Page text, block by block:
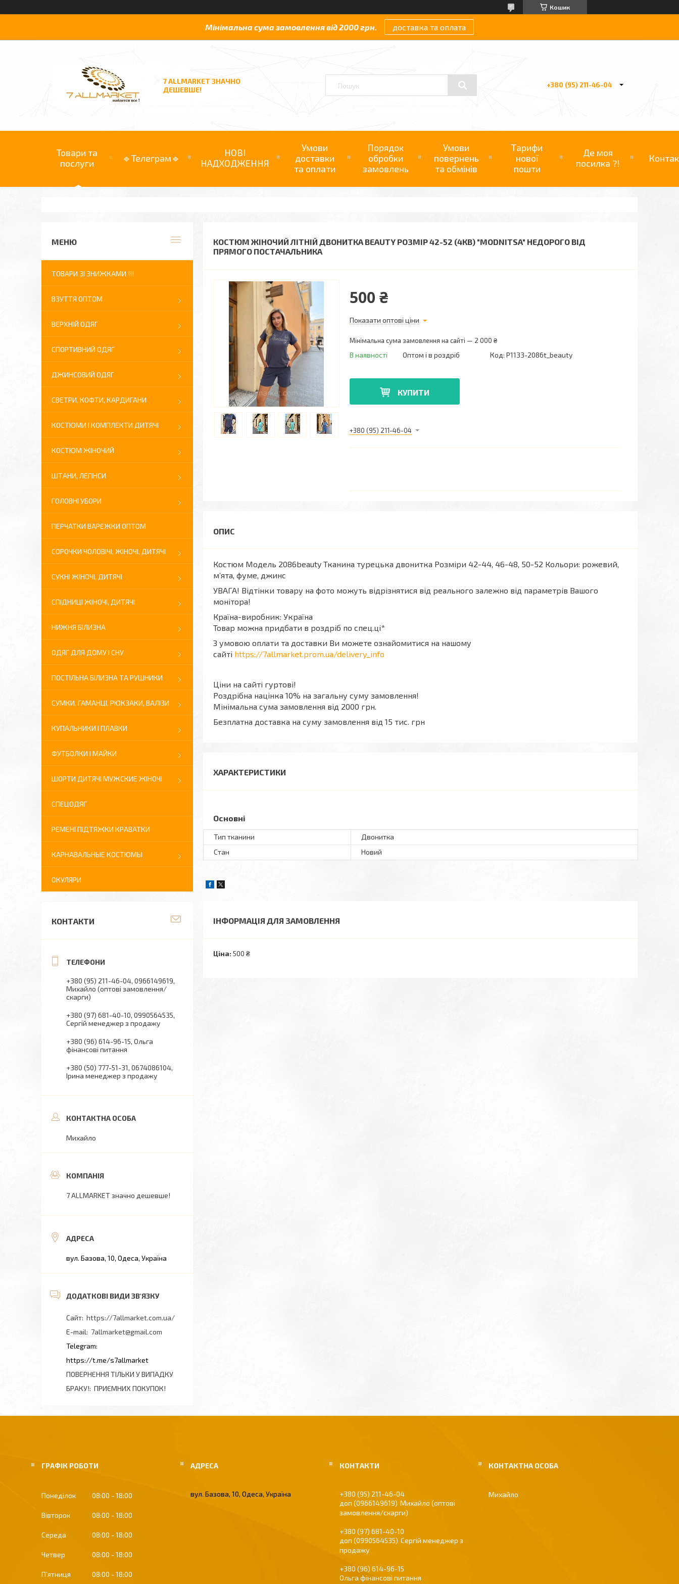
Кошик
Мінімальна сума замовлення від 2000 грн. доставка та оплата
7 ALLMARKET ЗНАЧНО
ДЕШЕВШЕ!
+380 (95) 211-46-04
Товари та
послуги
🔹Телеграм🔹
НОВІ
НАДХОДЖЕННЯ
Умови
доставки
та оплати
Порядок
обробки
замовлень
Умови
повернень
та обмінів
Тарифи
нової
пошти
Де моя
посилка ?!
КОСТЮМ ЖІНОЧИЙ ЛІТНІЙ ДВОНИТКА BEAUTY РОЗМІР 42-52 (4КВ) "MODNITSA" НЕДОРОГО ВІД
ПРЯМОГО ПОСТАЧАЛЬНИКА
500 ₴
Показати оптові ціни
Мінімальна сума замовлення на сайті — 2 000 ₴
В наявності Оптом і в роздріб Код: P1133-2086t_beauty
КУПИТИ
+380 (95) 211-46-04
Костюм Модель 2086beauty Тканина турецька двонитка Розміри 42-44, 46-48, 50-52 Кольори: рожевий,
мʼята, фуме, джинс
УВАГА! Відтінки товару на фото можуть відрізнятися від реального залежно від параметрів Вашого
монітора!
Країна-виробник: Україна
Товар можна придбати в роздріб по спец.ці*
З умовою оплати та доставки Ви можете ознайомитися на нашому
сайті https://7allmarket.prom.ua/delivery_info
Ціни на сайті гуртові!
Роздрібна націнка 10% на загальну суму замовлення!
Мінімальна сума замовлення від 2000 грн.
Безплатна доставка на суму замовлення від 15 тис. грн
ХАРАКТЕРИСТИКИ
Основні
Тип тканини
Двонитка
Стан
Новий
ІНФОРМАЦІЯ ДЛЯ ЗАМОВЛЕННЯ
Ціна: 500 ₴
ТОВАРИ ЗІ ЗНИЖКАМИ !!!
ВЗУТТЯ ОПТОМ
ВЕРХНІЙ ОДЯГ
СПОРТИВНИЙ ОДЯГ
ДЖИНСОВИЙ ОДЯГ
СВЕТРИ, КОФТИ, КАРДИГАНИ
КОСТЮМИ І КОМПЛЕКТИ ДИТЯЧІ
КОСТЮМ ЖІНОЧИЙ
ШТАНИ, ЛЕГІНСИ
ГОЛОВНІ УБОРИ
ПЕРЧАТКИ ВАРЕЖКИ ОПТОМ
СОРОЧКИ ЧОЛОВІЧІ, ЖІНОЧІ, ДИТЯЧІ
СУКНІ ЖІНОЧІ, ДИТЯЧІ
СПІДНИЦІ ЖІНОЧІ, ДИТЯЧІ
НИЖНЯ БІЛИЗНА
ОДЯГ ДЛЯ ДОМУ І СНУ
ПОСТІЛЬНА БІЛИЗНА ТА РУШНИКИ
СУМКИ, ГАМАНЦІ, РЮКЗАКИ, ВАЛІЗИ
КУПАЛЬНИКИ І ПЛАВКИ
ФУТБОЛКИ І МАЙКИ
ШОРТИ ДИТЯЧІ МУЖСКИЕ ЖІНОЧІ
СПЕЦОДЯГ
РЕМЕНІ ПІДТЯЖКИ КРАВАТКИ
КАРНАВАЛЬНЫЕ КОСТЮМЫ
ОКУЛЯРИ
КОНТАКТИ
+380 (95) 211-46-04 0966149619
Михайло (оптові замовлення/
скарги)
+380 (97) 681-40-10 0990564535
Сергій менеджер з продажу
+380 (96) 614-96-15 Ольга
фінансові питання
+380 (50) 777-51-31 0674086104
Ірина менеджер з продажу
Михайло
7 ALLMARKET значно дешевше!
вул. Базова, 10, Одеса, Україна
https://7allmarket.com.ua/
7allmarket@gmail.com
https://t.me/s7allmarket
ПОВЕРНЕННЯ ТІЛЬКИ У ВИПАДКУ
БРАКУ! ПРИЄМНИХ ПОКУПОК!
ГРАФІК РОБОТИ
Понеділок 08:00 18:00
Вівторок 08:00 18:00
Середа 08:00 18:00
Четвер 08:00 18:00
Пʼятниця 08:00 18:00
вул. Базова, 10, Одеса, Україна
+380 (95) 211-46-04
0966149619
Михайло (оптові
замовлення/скарги)
+380 (97) 681-40-10
0990564535
Сергій менеджер з
продажу
+380 (96) 614-96-15
Ольга фінансові питання
Михайло